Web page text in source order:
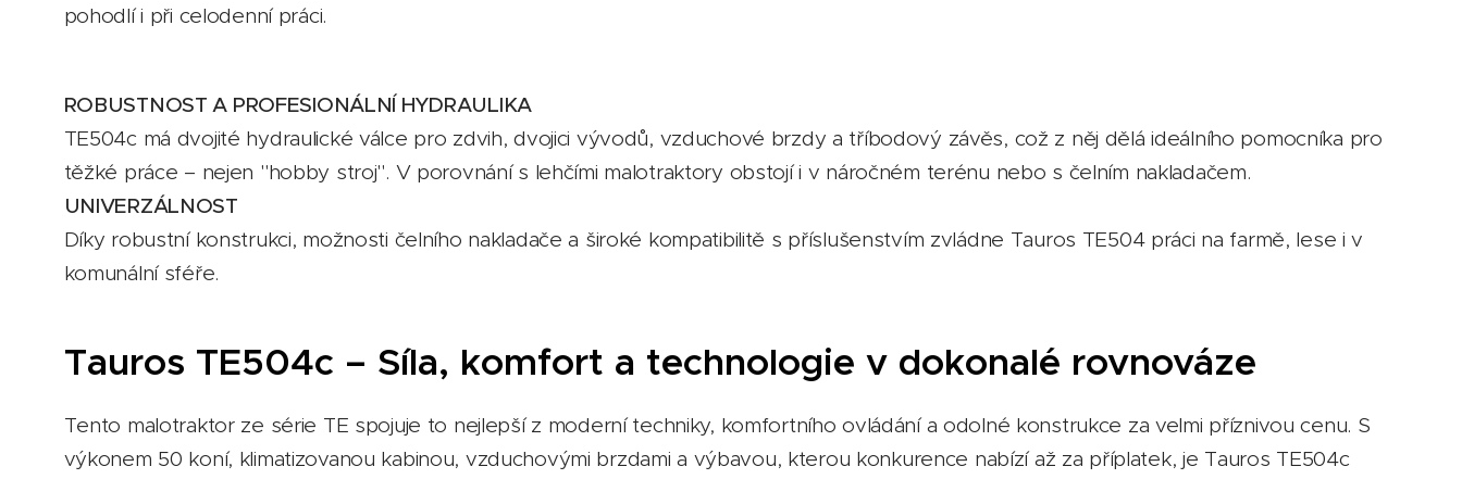
pohodlí i při celodenní práci.
ROBUSTNOST A PROFESIONÁLNÍ HYDRAULIKA
TE504c má dvojité hydraulické válce pro zdvih, dvojici vývodů, vzduchové brzdy a tříbodový závěs, což z něj dělá ideálního pomocníka pro
těžké práce – nejen "hobby stroj". V porovnání s lehčími malotraktory obstojí i v náročném terénu nebo s čelním nakladačem.
UNIVERZÁLNOST
Díky robustní konstrukci, možnosti čelního nakladače a široké kompatibilitě s příslušenstvím zvládne Tauros TE504 práci na farmě, lese i v
komunální sféře.
Tauros TE504c – Síla, komfort a technologie v dokonalé rovnováze
Tento malotraktor ze série TE spojuje to nejlepší z moderní techniky, komfortního ovládání a odolné konstrukce za velmi příznivou cenu. S
výkonem 50 koní, klimatizovanou kabinou, vzduchovými brzdami a výbavou, kterou konkurence nabízí až za příplatek, je Tauros TE504c